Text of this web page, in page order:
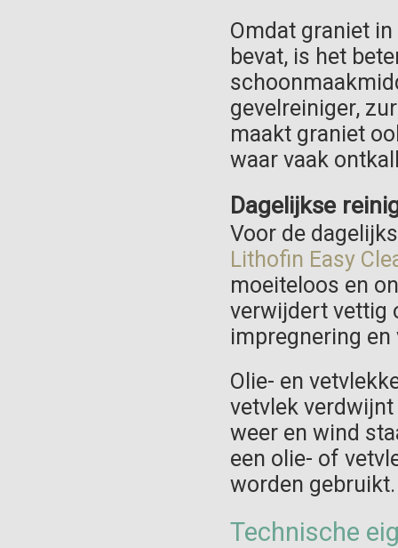
Omdat graniet
bevat, is het
gevelreiniger,
maakt graniet
waar vaak
Dagelijkse
Voor de
Lithofin Easy
moeiteloos en
verwijdert vettig
impregnering
Olie- en
vetvlek
weer en wind
een olie- of
worden gebruikt.
Technische